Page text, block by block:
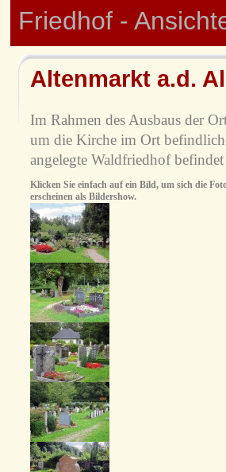
Friedhof -
Altenmarkt a.d.
Im Rahmen des Ausbaus der
um die Kirche im Ort
angelegte Waldfriedhof
Klicken Sie einfach auf ein Bild, um sich die
erscheinen als Bildershow.